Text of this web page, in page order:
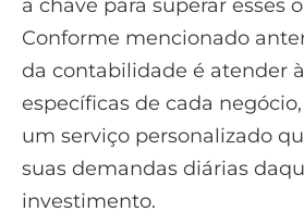
a chave para superar esses
Conforme mencionado
da contabilidade é atender
específicas de cada
um serviço personalizado
suas demandas diárias
investimento.